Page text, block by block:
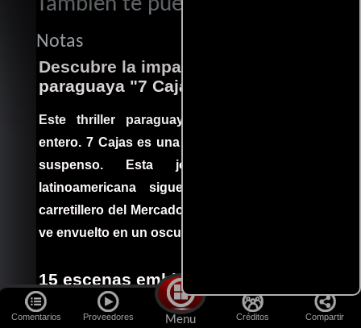
Comentarios Proveedores Menu Créditos Compartir
Notas
Descubre la impactante película
paraguaya "7 Cajas"
Este thriller paraguayo cautivó al mundo
entero. 7 Cajas es una explosión de acción y
suspenso. Esta joya cinematográfica
latinoamericana sigue la historia de un
carretillero del Mercado 4 de Asunción que se
ve envuelto en un oscuro mundo de crimen
15 escenas emblemáticas que no
estaban en el guion